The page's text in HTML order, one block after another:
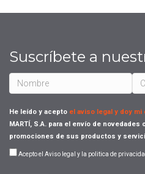
Suscríbete a
He leído y acepto el aviso legal y doy
MARTÍ, S.A. para el envío de
promociones de sus productos y
Acepto el Aviso legal y la politica de